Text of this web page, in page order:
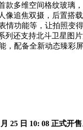
款多维空间格纹玻璃
像追焦双摄，后置搭
情功能等，让拍照变
列还支持北斗卫星图
，配备全新动态臻彩
25 日 10: 08 正式开售